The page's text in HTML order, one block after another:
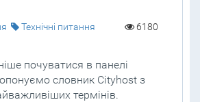
Технічні питання 6180
почуватися в панелі
словник Cityhost з
термінів.